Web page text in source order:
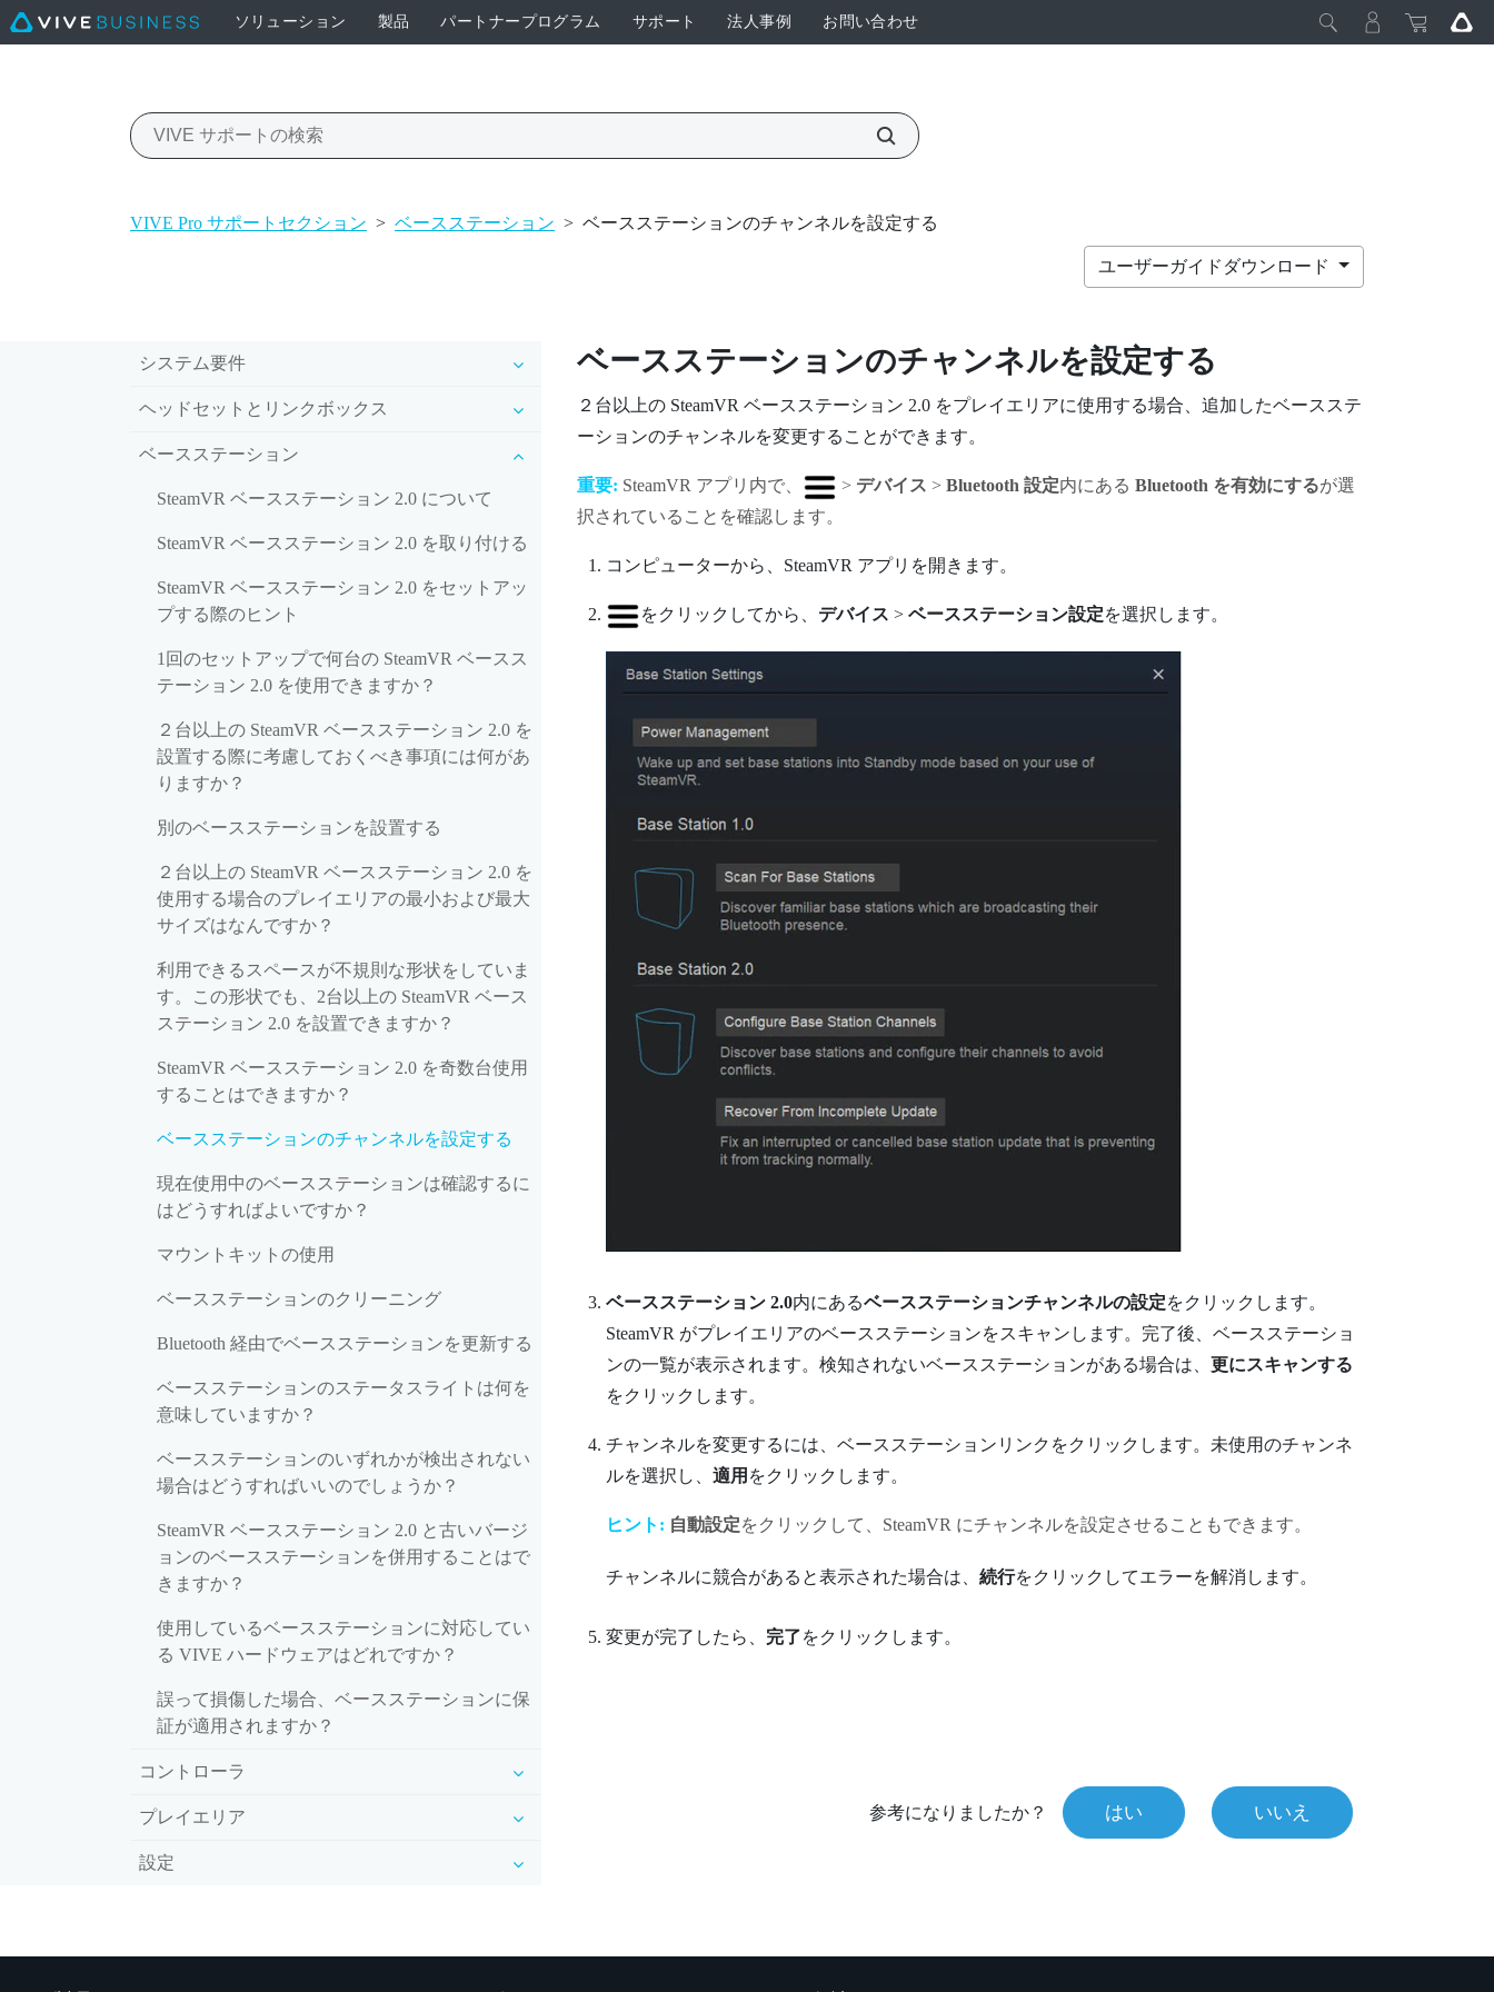
ソリューション 製品 パートナープログラム サポート 法人事例 お問い合わせ
VIVE Pro サポートセクション > ベースステーション > ベースステーションのチャンネルを設定する
ユーザーガイドダウンロード
システム要件
ヘッドセットとリンクボックス
ベースステーション
SteamVR ベースステーション 2.0 について
SteamVR ベースステーション 2.0 を取り付ける
SteamVR ベースステーション 2.0 をセットアッ
プする際のヒント
1回のセットアップで何台の SteamVR ベースス
テーション 2.0 を使用できますか？
２台以上の SteamVR ベースステーション 2.0 を
設置する際に考慮しておくべき事項には何があ
りますか？
別のベースステーションを設置する
２台以上の SteamVR ベースステーション 2.0 を
使用する場合のプレイエリアの最小および最大
サイズはなんですか？
利用できるスペースが不規則な形状をしていま
す。この形状でも、2台以上の SteamVR ベース
ステーション 2.0 を設置できますか？
SteamVR ベースステーション 2.0 を奇数台使用
することはできますか？
ベースステーションのチャンネルを設定する
現在使用中のベースステーションは確認するに
はどうすればよいですか？
マウントキットの使用
ベースステーションのクリーニング
Bluetooth 経由でベースステーションを更新する
ベースステーションのステータスライトは何を
意味していますか？
ベースステーションのいずれかが検出されない
場合はどうすればいいのでしょうか？
SteamVR ベースステーション 2.0 と古いバージ
ョンのベースステーションを併用することはで
きますか？
使用しているベースステーションに対応してい
る VIVE ハードウェアはどれですか？
誤って損傷した場合、ベースステーションに保
証が適用されますか？
コントローラ
プレイエリア
設定
ベースステーションのチャンネルを設定する
２台以上の SteamVR ベースステーション 2.0 をプレイエリアに使用する場合、追加したベースステ
ーションのチャンネルを変更することができます。
重要: SteamVR アプリ内で、 > デバイス > Bluetooth 設定内にある Bluetooth を有効にするが選
択されていることを確認します。
コンピューターから、 SteamVR アプリを開きます。
をクリックしてから、 デバイス > ベースステーション設定を選択します。
ベースステーション 2.0内にあるベースステーションチャンネルの設定をクリックします。
SteamVR がプレイエリアのベースステーションをスキャンします。完了後、ベースステーショ
ンの一覧が表示されます。検知されないベースステーションがある場合は、 更にスキャンする
をクリックします。
チャンネルを変更するには、ベースステーションリンクをクリックします。未使用のチャンネ
ルを選択し、 適用 をクリックします。
ヒント: 自動設定をクリックして、 SteamVR にチャンネルを設定させることもできます。
チャンネルに競合があると表示された場合は、 続行をクリックしてエラーを解消します。
変更が完了したら、 完了をクリックします。
参考になりましたか？ はい いいえ